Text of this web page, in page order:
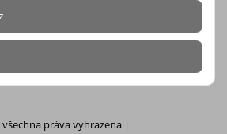
všechna práva vyhrazena |